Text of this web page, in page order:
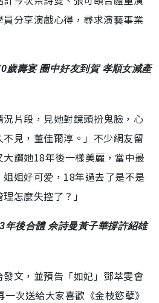
員分享演戲心得，尋求演藝事業
歲壽宴 圈中好友到賀 孝順女減產
片段，見她對鏡頭扮鬼臉，心
見，董佳爾淳。」不少網友留
讚她18年後一樣美麗，當中最
姐好可爱，18年過去了是不是
怎麼失控了？」
年後合體 佘詩曼黃子華撐許紹雄
文，並預告「如妃」鄧萃雯會
次送給大家喜歡《金枝慾孽》